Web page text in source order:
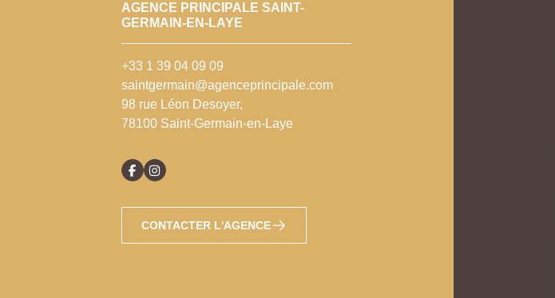
AGENCE PRINCIPALE SAINT-
GERMAIN-EN-LAYE
+33 1 39 04 09 09
saintgermain@agenceprincipale.com
98 rue Léon Desoyer,
78100 Saint-Germain-en-Laye
CONTACTER L'AGENCE